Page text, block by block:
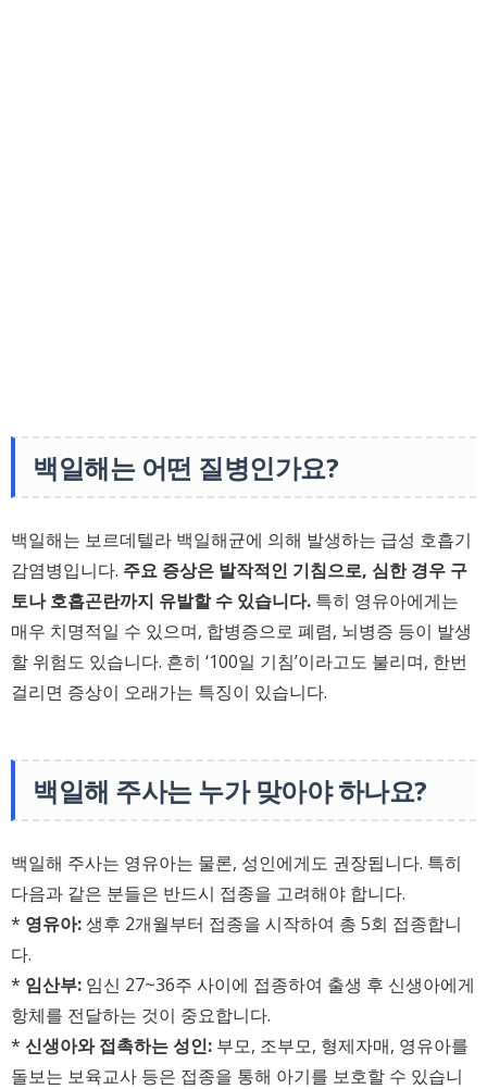
백일해는 어떤 질병인가요?
백일해는 보르데텔라 백일해균에 의해 발생하는 급성 호흡기
감염병입니다. 주요 증상은 발작적인 기침으로, 심한 경우 구
토나 호흡곤란까지 유발할 수 있습니다. 특히 영유아에게는
매우 치명적일 수 있으며, 합병증으로 폐렴, 뇌병증 등이 발생
할 위험도 있습니다. 흔히 ‘100일 기침’이라고도 불리며, 한번
걸리면 증상이 오래가는 특징이 있습니다.
백일해 주사는 누가 맞아야 하나요?
백일해 주사는 영유아는 물론, 성인에게도 권장됩니다. 특히
다음과 같은 분들은 반드시 접종을 고려해야 합니다.
* 영유아:생후 2개월부터 접종을 시작하여 총 5회 접종합니
다.
* 임산부: 임신 27~36주 사이에 접종하여 출생 후 신생아에게
항체를 전달하는 것이 중요합니다.
* 신생아와 접촉하는 성인: 부모, 조부모, 형제자매, 영유아를
돌보는 보육교사 등은 접종을 통해 아기를 보호할 수 있습니